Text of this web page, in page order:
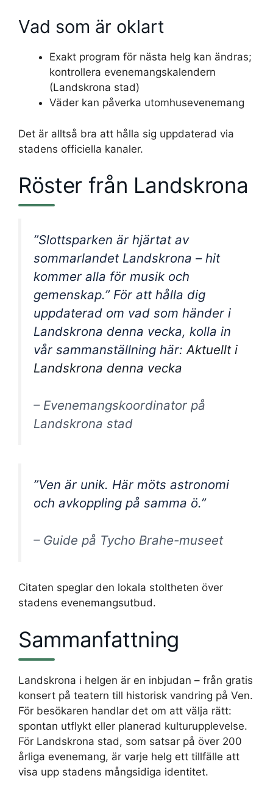
Vad som är oklart
Exakt program för nästa helg kan ändras;
kontrollera evenemangskalendern
(Landskrona stad)
Väder kan påverka utomhusevenemang
Det är alltså bra att hålla sig uppdaterad via
stadens officiella kanaler.
Röster från Landskrona
”Slottsparken är hjärtat av
sommarlandet Landskrona – hit
kommer alla för musik och
gemenskap.” För att hålla dig
uppdaterad om vad som händer i
Landskrona denna vecka, kolla in
vår sammanställning här:Aktuellt i
Landskrona denna vecka
– Evenemangskoordinator på
Landskrona stad
”Ven är unik. Här möts astronomi
och avkoppling på samma ö.”
– Guide på Tycho Brahe-museet
Citaten speglar den lokala stoltheten över
stadens evenemangsutbud.
Sammanfattning
Landskrona i helgen är en inbjudan – från gratis
konsert på teatern till historisk vandring på Ven.
För besökaren handlar det om att välja rätt:
spontan utflykt eller planerad kulturupplevelse.
För Landskrona stad, som satsar på över 200
årliga evenemang, är varje helg ett tillfälle att
visa upp stadens mångsidiga identitet.